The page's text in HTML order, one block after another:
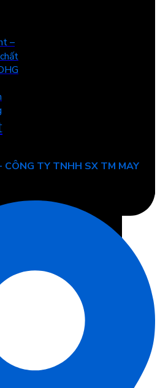
–
TY TNHH SX TM MAY